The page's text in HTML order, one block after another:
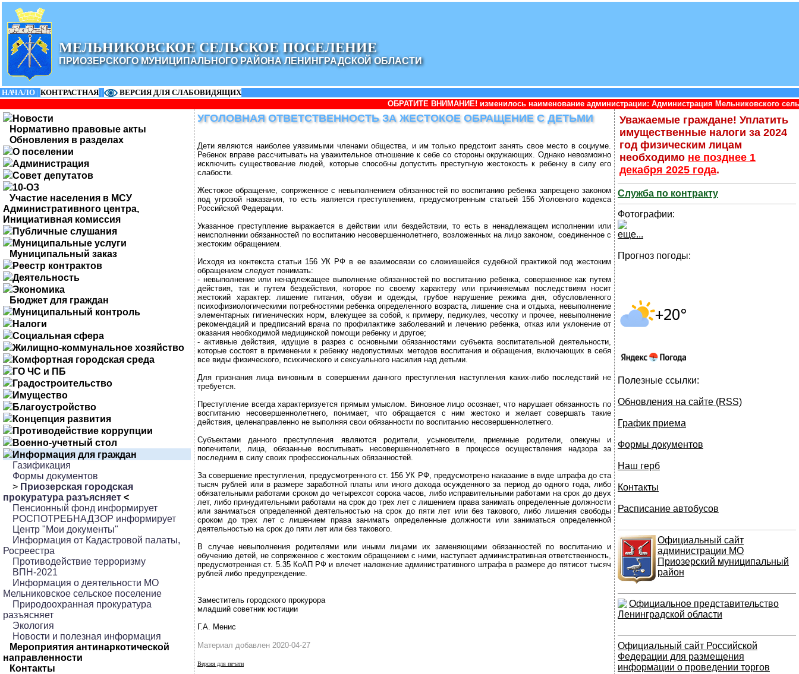
МЕЛЬНИКОВСКОЕ СЕЛЬСКОЕ ПОСЕЛЕНИЕ
ПРИОЗЕРСКОГО МУНИЦИПАЛЬНОГО РАЙОНА ЛЕНИНГРАДСКОЙ ОБЛАСТИ
НАЧАЛО | КОНТРАСТНАЯ |
ВЕРСИЯ ДЛЯ СЛАБОВИДЯЩИХ
ОБРАТИТЕ ВНИМАНИЕ! изменилось наименование администрации: Администрация Мельниковского сельского
Новости
Нормативно правовые акты
Обновления в разделах
О поселении
Администрация
Совет депутатов
10-ОЗ
Участие населения в МСУ
Административного центра,
Инициативная комиссия
Публичные слушания
Муниципальные услуги
Муниципальный заказ
Реестр контрактов
Деятельность
Экономика
Бюджет для граждан
Муниципальный контроль
Налоги
Социальная сфера
Жилищно-коммунальное хозяйство
Комфортная городская среда
ГО ЧС и ПБ
Градостроительство
Имущество
Благоустройство
Концепция развития
Противодействие коррупции
Военно-учетный стол
Информация для граждан
Газификация
Формы документов
> Приозерская городская
прокуратура разъясняет <
Пенсионный фонд информирует
РОСПОТРЕБНАДЗОР информирует
Центр "Мои документы"
Информация от Кадастровой палаты,
Росреестра
Противодействие терроризму
ВПН-2021
Информация о деятельности МО
Мельниковское сельское поселение
Природоохранная прокуратура
разъясняет
Экология
Новости и полезная информация
Мероприятия антинаркотической
направленности
Контакты
УГОЛОВНАЯ ОТВЕТСТВЕННОСТЬ ЗА ЖЕСТОКОЕ ОБРАЩЕНИЕ С ДЕТЬМИ
Дети являются наиболее уязвимыми членами общества, и им только предстоит занять свое место в социуме.
Ребенок вправе рассчитывать на уважительное отношение к себе со стороны окружающих. Однако невозможно
исключить существование людей, которые способны допустить преступную жестокость к ребенку в силу его
слабости.
Жестокое обращение, сопряженное с невыполнением обязанностей по воспитанию ребенка запрещено законом
под угрозой наказания, то есть является преступлением, предусмотренным статьей 156 Уголовного кодекса
Российской Федерации.
Указанное преступление выражается в действии или бездействии, то есть в ненадлежащем исполнении или
неисполнении обязанностей по воспитанию несовершеннолетнего, возложенных на лицо законом, соединенное с
жестоким обращением.
Исходя из контекста статьи 156 УК РФ в ее взаимосвязи со сложившейся судебной практикой под жестоким
обращением следует понимать:
- невыполнение или ненадлежащее выполнение обязанностей по воспитанию ребенка, совершенное как путем
действия, так и путем бездействия, которое по своему характеру или причиняемым последствиям носит
жестокий характер: лишение питания, обуви и одежды, грубое нарушение режима дня, обусловленного
психофизиологическими потребностями ребенка определенного возраста, лишение сна и отдыха, невыполнение
элементарных гигиенических норм, влекущее за собой, к примеру, педикулез, чесотку и прочее, невыполнение
рекомендаций и предписаний врача по профилактике заболеваний и лечению ребенка, отказ или уклонение от
оказания необходимой медицинской помощи ребенку и другое;
- активные действия, идущие в разрез с основными обязанностями субъекта воспитательной деятельности,
которые состоят в применении к ребенку недопустимых методов воспитания и обращения, включающих в себя
все виды физического, психического и сексуального насилия над детьми.
Для признания лица виновным в совершении данного преступления наступления каких-либо последствий не
требуется.
Преступление всегда характеризуется прямым умыслом. Виновное лицо осознает, что нарушает обязанность по
воспитанию несовершеннолетнего, понимает, что обращается с ним жестоко и желает совершать такие
действия, целенаправленно не выполняя свои обязанности по воспитанию несовершеннолетнего.
Субъектами данного преступления являются родители, усыновители, приемные родители, опекуны и
попечители, лица, обязанные воспитывать несовершеннолетнего в процессе осуществления надзора за
последним в силу своих профессиональных обязанностей.
За совершение преступления, предусмотренного ст. 156 УК РФ, предусмотрено наказание в виде штрафа до ста
тысяч рублей или в размере заработной платы или иного дохода осужденного за период до одного года, либо
обязательными работами сроком до четырехсот сорока часов, либо исправительными работами на срок до двух
лет, либо принудительными работами на срок до трех лет с лишением права занимать определенные должности
или заниматься определенной деятельностью на срок до пяти лет или без такового, либо лишения свободы
сроком до трех лет с лишением права занимать определенные должности или заниматься определенной
деятельностью на срок до пяти лет или без такового.
В случае невыполнения родителями или иными лицами их заменяющими обязанностей по воспитанию и
обучению детей, не сопряженное с жестоким обращением с ними, наступает административная ответственность,
предусмотренная ст. 5.35 КоАП РФ и влечет наложение административного штрафа в размере до пятисот тысяч
рублей либо предупреждение.
Заместитель городского прокурора
младший советник юстиции
Г.А. Менис
Материал добавлен 2020-04-27
Версия для печати
Уважаемые граждане! Уплатить
имущественные налоги за 2024
год физическим лицам
необходимо не позднее 1
декабря 2025 года.
Служба по контракту
Фотографии:
еще...
Прогноз погоды:
Полезные ссылки:
Обновления на сайте (RSS)
График приема
Формы документов
Наш герб
Контакты
Расписание автобусов
Официальный сайт
администрации МО
Приозерский муниципальный
район
Официальное представительство
Ленинградской области
Официальный сайт Российской
Федерации для размещения
информации о проведении торгов